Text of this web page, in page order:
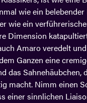
wie ein
wie ein
Dimension
Amaro veredelt
Ganzen eine
das Sahnehäubchen,
macht. Nimm einen
einer sinnlichen